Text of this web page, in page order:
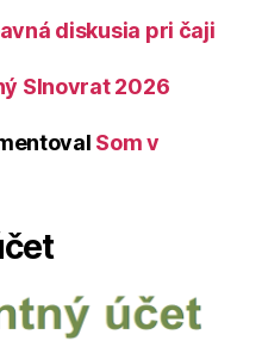
diskusia pri čaji
Slnovrat 2026
Som v